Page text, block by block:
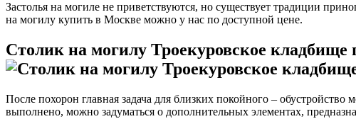
Застолья на могиле не приветствуются, но существует традиции
на могилу купить в Москве можно у нас по доступной цене.
Столик на могилу Троекуровское кладбище
После похорон главная задача для близких покойного –
выполнено, можно задуматься о дополнительных элементах,